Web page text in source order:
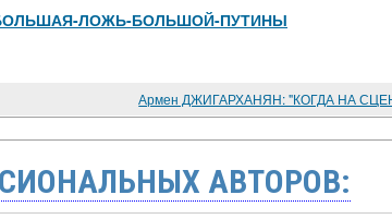
БОЛЬШАЯ-ЛОЖЬ-БОЛЬШОЙ-ПУТИНЫ
АВТОРОВ: